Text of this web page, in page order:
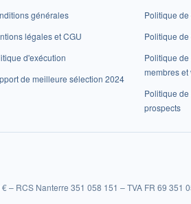
générales
légales et CGU
d'exécution
de meilleure sélection 2024
Politique
Politique
Politique
membres et
Politique
prospects
– RCS Nanterre 351 058 151 – TVA FR 69 351